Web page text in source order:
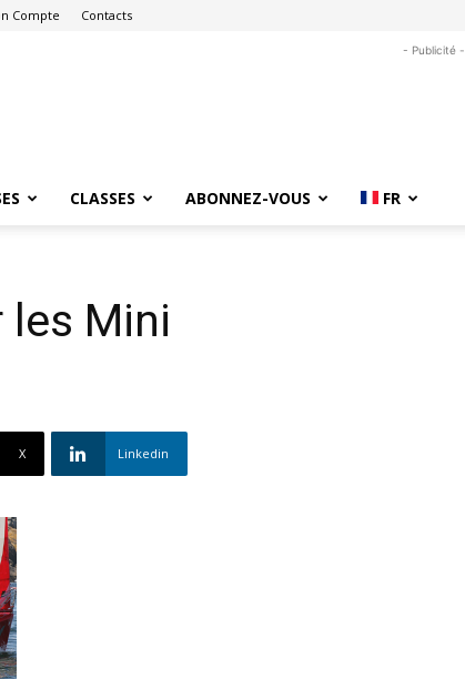
Compte Contacts
- Publicité -
CLASSES ABONNEZ-VOUS FR
les Mini
X Linkedin